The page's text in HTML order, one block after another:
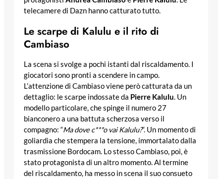
telecamere di Dazn hanno catturato tutto.
Le scarpe di Kalulu e il rito di
Cambiaso
La scena si svolge a pochi istanti dal riscaldamento. I
giocatori sono pronti a scendere in campo.
L’attenzione di Cambiaso viene però catturata da un
dettaglio: le scarpe indossate da Pierre Kalulu. Un
modello particolare, che spinge il numero 27
bianconero a una battuta scherzosa verso il
compagno: “Ma dove c***o vai Kalulu?“. Un momento di
goliardia che stempera la tensione, immortalato dalla
trasmissione Bordocam. Lo stesso Cambiaso, poi, è
stato protagonista di un altro momento. Al termine
del riscaldamento, ha messo in scena il suo consueto